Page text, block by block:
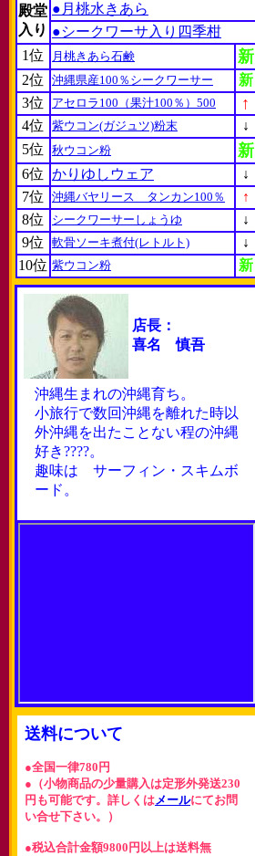
殿堂
入り
●月桃水きあら
●シークワーサ入り四季柑
1位
月桃きあら石鹸 新
2位 沖縄県産100％シークワーサー
新
3位
アセロラ100（果汁100％）500 ↑
4位 紫ウコン(ガジュツ)粉末
↓
5位
秋ウコン粉 新
6位 かりゆしウェア
↓
7位
沖縄バヤリース タンカン100％
↑
8位
シークワーサーしょうゆ
↓
9位
軟骨ソーキ煮付(レトルト)
↓
10位 紫ウコン粉 新
店長：
喜名 慎吾
沖縄生まれの沖縄育ち。
小旅行で数回沖縄を離れた時以
外沖縄を出たことない程の沖縄
好き????。
趣味は サーフィン・スキムボ
ード。
送料について
●全国一律780円
●（小物商品の少量購入は定形外発送230
円も可能です。詳しくはメールにてお問
い合せ下さい。）
●税込合計金額9800円以上は送料無